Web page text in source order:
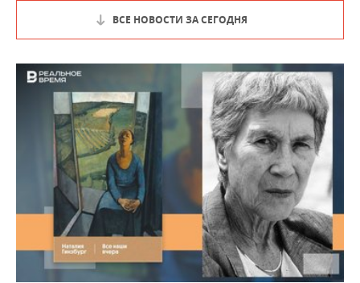
ВСЕ НОВОСТИ ЗА СЕГОДНЯ